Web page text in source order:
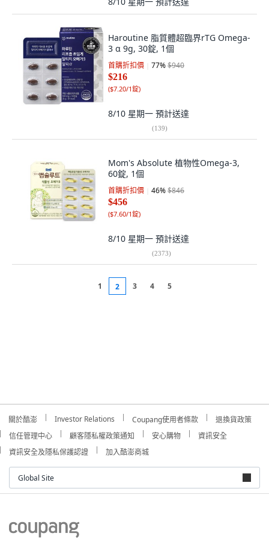
Haroutine 脂質體超臨界rTG Omega-
3 α 9g, 30錠, 1個
首購折扣價 77%$940
$216
($7.20/1錠)
8/10 星期一 預計送達
(139)
Mom's Absolute 植物性Omega-3,
60錠, 1個
首購折扣價 46%$846
$456
($7.60/1錠)
8/10 星期一 預計送達
(2373)
1 2 3 4 5
關於酷澎 Investor Relations Coupang使用者條款
退換貨政策
信任管理中心
顧客隱私權政策通知 安心購物
資訊安全
資訊安全及隱私保護認證
加入酷澎商城
Global Site